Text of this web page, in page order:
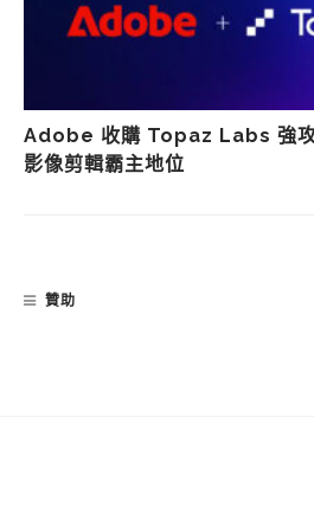
Adobe 收購 Topaz Labs 強
影像剪輯霸主地位
贊助